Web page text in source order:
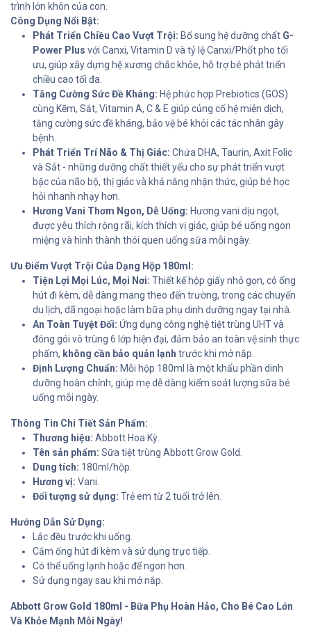
trình lớn khôn của con.
Công Dụng Nổi Bật:
Phát Triển Chiều Cao Vượt Trội: Bổ sung hệ dưỡng chất G-
Power Plus với Canxi, Vitamin D và tỷ lệ Canxi/Phốt pho tối
ưu, giúp xây dựng hệ xương chắc khỏe, hỗ trợ bé phát triển
chiều cao tối đa.
Tăng Cường Sức Đề Kháng: Hệ phức hợp Prebiotics (GOS)
cùng Kẽm, Sắt, Vitamin A, C & E giúp củng cố hệ miễn dịch,
tăng cường sức đề kháng, bảo vệ bé khỏi các tác nhân gây
bệnh.
Phát Triển Trí Não & Thị Giác: Chứa DHA, Taurin, Axit Folic
và Sắt - những dưỡng chất thiết yếu cho sự phát triển vượt
bậc của não bộ, thị giác và khả năng nhận thức, giúp bé học
hỏi nhanh nhạy hơn.
Hương Vani Thơm Ngon, Dễ Uống: Hương vani dịu ngọt,
được yêu thích rộng rãi, kích thích vị giác, giúp bé uống ngon
miệng và hình thành thói quen uống sữa mỗi ngày.
Ưu Điểm Vượt Trội Của Dạng Hộp 180ml:
Tiện Lợi Mọi Lúc, Mọi Nơi: Thiết kế hộp giấy nhỏ gọn, có ống
hút đi kèm, dễ dàng mang theo đến trường, trong các chuyến
du lịch, dã ngoại hoặc làm bữa phụ dinh dưỡng ngay tại nhà.
An Toàn Tuyệt Đối: Ứng dụng công nghệ tiệt trùng UHT và
đóng gói vô trùng 6 lớp hiện đại, đảm bảo an toàn vệ sinh thực
phẩm, không cần bảo quản lạnh trước khi mở nắp.
Định Lượng Chuẩn: Mỗi hộp 180ml là một khẩu phần dinh
dưỡng hoàn chỉnh, giúp mẹ dễ dàng kiểm soát lượng sữa bé
uống mỗi ngày.
Thông Tin Chi Tiết Sản Phẩm:
Thương hiệu: Abbott Hoa Kỳ.
Tên sản phẩm: Sữa tiệt trùng Abbott Grow Gold.
Dung tích: 180ml/hộp.
Hương vị: Vani.
Đối tượng sử dụng: Trẻ em từ 2 tuổi trở lên.
Hướng Dẫn Sử Dụng:
Lắc đều trước khi uống.
Cắm ống hút đi kèm và sử dụng trực tiếp.
Có thể uống lạnh hoặc để ngon hơn.
Sử dụng ngay sau khi mở nắp.
Abbott Grow Gold 180ml - Bữa Phụ Hoàn Hảo, Cho Bé Cao Lớn
Và Khỏe Mạnh Mỗi Ngày!